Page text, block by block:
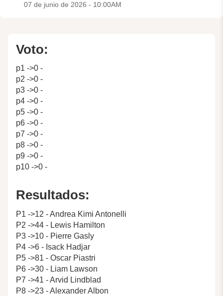
07 de junio de 2026 - 10:00AM
Voto:
p1 ->0 -
p2 ->0 -
p3 ->0 -
p4 ->0 -
p5 ->0 -
p6 ->0 -
p7 ->0 -
p8 ->0 -
p9 ->0 -
p10 ->0 -
Resultados:
P1 ->12 - Andrea Kimi Antonelli
P2 ->44 - Lewis Hamilton
P3 ->10 - Pierre Gasly
P4 ->6 - Isack Hadjar
P5 ->81 - Oscar Piastri
P6 ->30 - Liam Lawson
P7 ->41 - Arvid Lindblad
P8 ->23 - Alexander Albon